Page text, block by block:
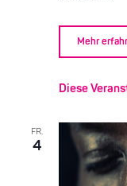
Mehr
Diese
FR.
4